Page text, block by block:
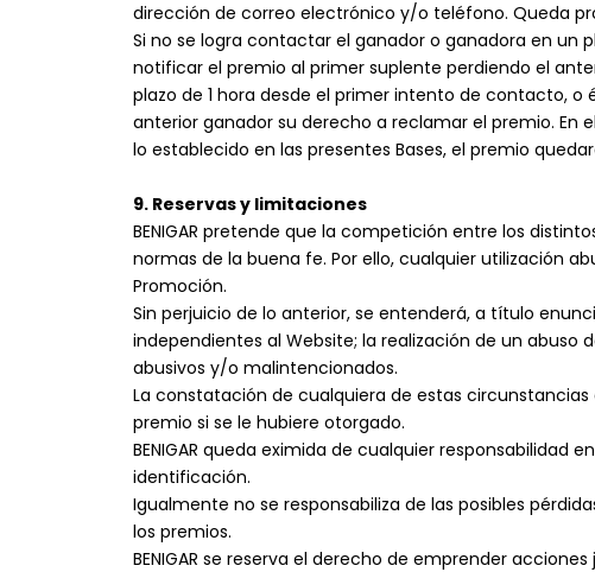
dirección de correo electrónico y/o teléfono. Queda
Si no se logra contactar el ganador o ganadora en un
notificar el premio al primer suplente perdiendo el
plazo de 1 hora desde el primer intento de contacto,
anterior ganador su derecho a reclamar el premio. En
lo establecido en las presentes Bases, el premio
9. Reservas y limitaciones
BENIGAR pretende que la competición entre los
normas de la buena fe. Por ello, cualquier utilización
Promoción.
Sin perjuicio de lo anterior, se entenderá, a título
independientes al Website; la realización de un
abusivos y/o malintencionados.
La constatación de cualquiera de estas
premio si se le hubiere otorgado.
BENIGAR queda eximida de cualquier responsabilidad
identificación.
Igualmente no se responsabiliza de las posibles
los premios.
BENIGAR se reserva el derecho de emprender